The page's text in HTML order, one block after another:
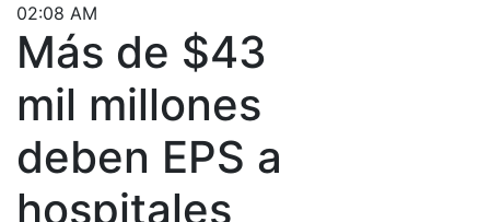
02:08 AM
Más de $43
mil millones
deben EPS a
hospitales